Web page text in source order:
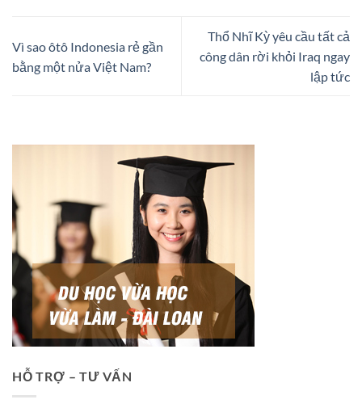
Vì sao ôtô Indonesia rẻ gần
bằng một nửa Việt Nam?
Thổ Nhĩ Kỳ yêu cầu tất cả
công dân rời khỏi Iraq ngay
lập tức
HỖ TRỢ – TƯ VẤN